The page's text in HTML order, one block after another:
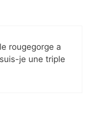
rougegorge a
je une triple